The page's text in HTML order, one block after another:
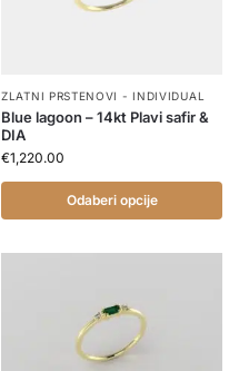
ZLATNI PRSTENOVI - INDIVIDUAL
Blue lagoon – 14kt Plavi safir &
DIA
€1,220.00
Odaberi opcije